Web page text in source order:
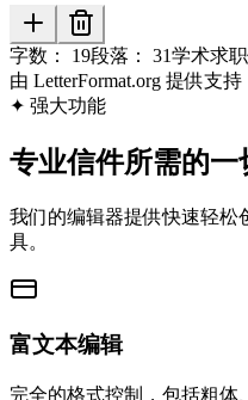
字数： 19段落： 31学术求
由 LetterFormat.org 提供支持
✦ 强大功能
专业信件所需的一
我们的编辑器提供快速轻松
具。
富文本编辑
完全的格式控制，包括粗体